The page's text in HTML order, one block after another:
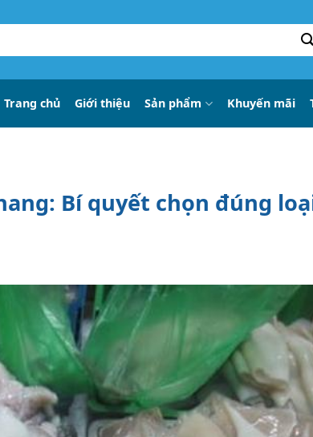
Trang chủ Giới thiệu Sản phẩm Khuyến mãi
Bí quyết chọn đúng